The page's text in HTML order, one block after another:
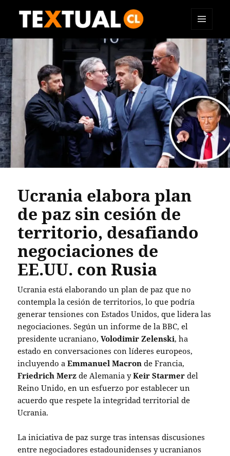
TEXTUAL
WIDGETS
Ucrania elabora plan
de paz sin cesión de
territorio, desafiando
negociaciones de
EE.UU. con Rusia
Ucrania está elaborando un plan de paz que no
contempla la cesión de territorios, lo que podría
generar tensiones con Estados Unidos, que lidera las
negociaciones.Según un informe de la BBC, el
presidente ucraniano,Volodimir Zelenski, ha
estado en conversaciones con líderes europeos,
incluyendo aEmmanuel Macron de Francia,
Friedrich Merz de Alemania yKeir Starmer del
Reino Unido, en un esfuerzo por establecer un
acuerdo que respete la integridad territorial de
Ucrania.
La iniciativa de paz surge tras intensas discusiones
entre negociadores estadounidenses y ucranianos